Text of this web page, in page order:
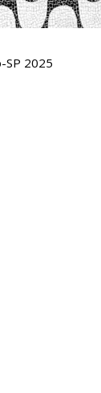
SP 2025